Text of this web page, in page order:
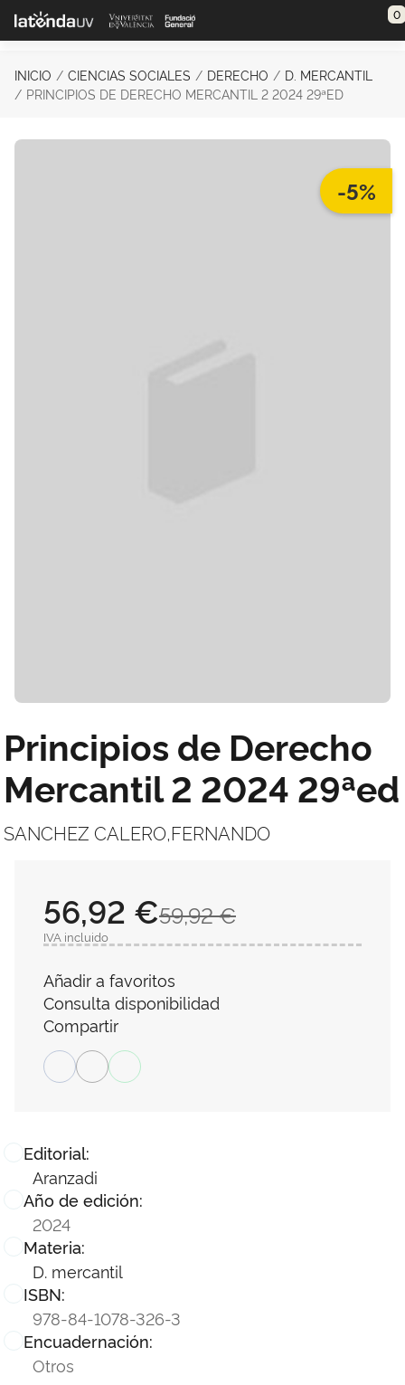
Saltar al contenido principal 0
INICIO CIENCIAS SOCIALES DERECHO
D. MERCANTIL
PRINCIPIOS DE DERECHO MERCANTIL 2 2024 29ªED
-5%
Principios de Derecho
Mercantil 2 2024 29ªed
SANCHEZ CALERO,FERNANDO
Editorial:
Aranzadi
Año de edición:
2024
Materia:
D. mercantil
ISBN:
978-84-1078-326-3
Encuadernación:
Otros
59,92 €
56,92 €
IVA incluido
Añadir a favoritos
Consulta disponibilidad
Compartir